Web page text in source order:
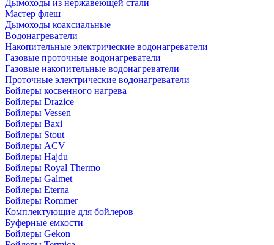
Дымоходы из нержавеющей стали
Мастер флеш
Дымоходы коаксиальные
Водонагреватели
Накопительные электрические водонагреватели
Газовые проточные водонагреватели
Газовые накопительные водонагреватели
Проточные электрические водонагреватели
Бойлеры косвенного нагрева
Бойлеры Drazice
Бойлеры Vessen
Бойлеры Baxi
Бойлеры Stout
Бойлеры ACV
Бойлеры Hajdu
Бойлеры Royal Thermo
Бойлеры Galmet
Бойлеры Eterna
Бойлеры Rommer
Комплектующие для бойлеров
Буферные емкости
Бойлеры Gekon